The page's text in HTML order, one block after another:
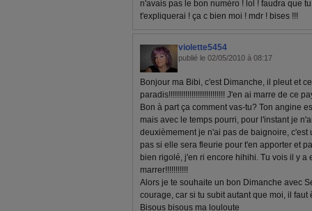
n'avais pas le bon numéro ! lol ! faudra que
t'expliquerai ! ça c bien moi ! mdr ! bises !!!
violette5454
publié le 02/05/2010 à 08:17
Bonjour ma Bibi, c'est Dimanche, il pleut et
paradis!!!!!!!!!!!!!!!!!!!!!!!!!!! J'en ai marre de ce
Bon à part ça comment vas-tu? Ton angine
mais avec le temps pourri, pour l'instant je
deuxièmement je n'ai pas de baignoire, c'est
pas si elle sera fleurie pour t'en apporter et
bien rigolé, j'en ri encore hihihi. Tu vois il y a
marrer!!!!!!!!!!!
Alors je te souhaite un bon Dimanche avec
courage, car si tu subit autant que moi, il faut
Bisous bisous ma louloute